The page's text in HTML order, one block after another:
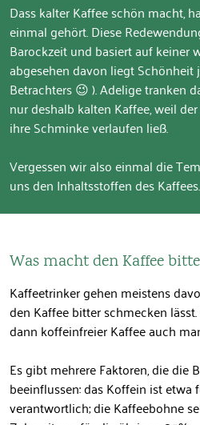
Dass kalter Kaffee schön macht,
einmal gehört. Diese
Barockzeit und basiert auf keiner
abgesehen davon liegt Schönheit
Betrachters 😉 ). Adelige tranken
nur deshalb kalten Kaffee, weil
ihre Schminke verlaufen ließ.
Vergessen wir also einmal die
uns den Inhaltsstoffen des Kaffees.
Was macht den Kaffee
Kaffeetrinker gehen meistens
den Kaffee bitter schmecken
dann koffeinfreier Kaffee auch
Es gibt mehrere Faktoren, die die
beeinflussen: das Koffein ist etwa
verantwortlich; die Kaffeebohne